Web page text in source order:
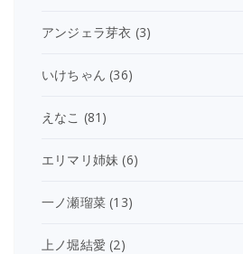
アンジェラ芽衣 (3)
いけちゃん (36)
えなこ (81)
エリマリ姉妹 (6)
一ノ瀬瑠菜 (13)
上ノ堀結愛 (2)